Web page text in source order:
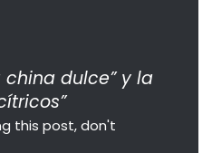
china dulce” y la
this post, don't